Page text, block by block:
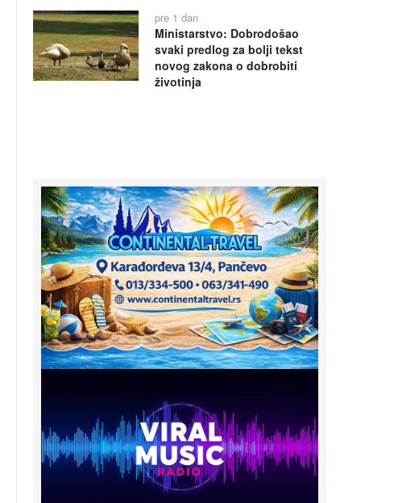
pre 1 dan
Ministarstvo: Dobrodošao
svaki predlog za bolji tekst
novog zakona o dobrobiti
životinja